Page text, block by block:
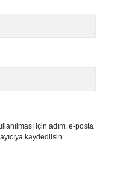
için adım, e-posta
kaydedilsin.